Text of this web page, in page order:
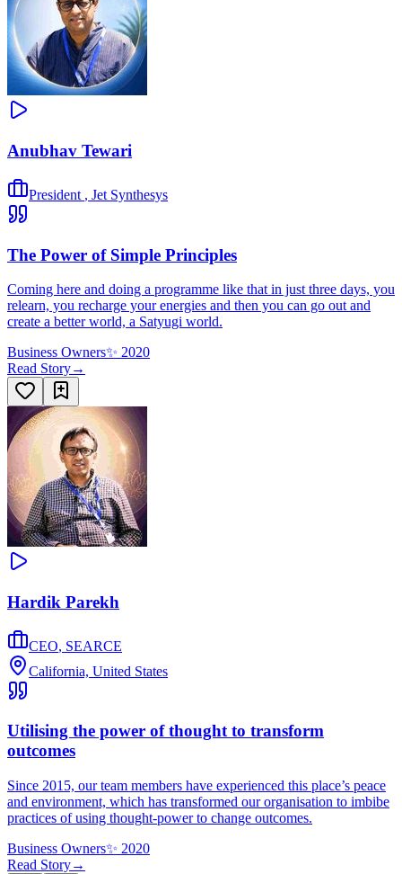
Anubhav Tewari
President , Jet Synthesys
The Power of Simple Principles
Coming here and doing a programme like that in just three days, you
relearn, you recharge your energies and then you can go out and
create a better world, a Satyugi world.
Business Owners✨ 2020
Read Story→
Hardik Parekh
CEO, SEARCE
California, United States
Utilising the power of thought to transform
outcomes
Since 2015, our team members have experienced this place’s peace
and environment, which has transformed our organisation to imbibe
practices of using thought-power to change outcomes.
Business Owners✨ 2020
Read Story→